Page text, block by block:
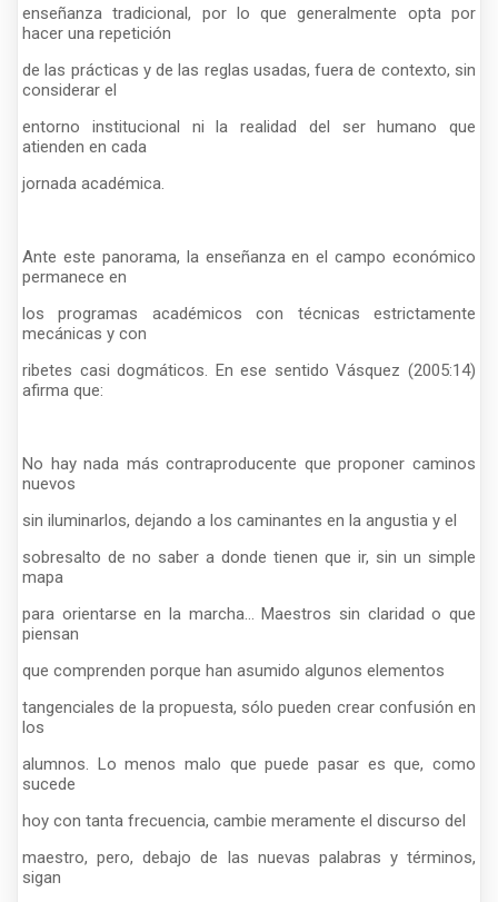
enseñanza tradicional, por lo que generalmente opta por
hacer una repetición
de las prácticas y de las reglas usadas, fuera de contexto, sin
considerar el
entorno institucional ni la realidad del ser humano que
atienden en cada
jornada académica.
Ante este panorama, la enseñanza en el campo económico
permanece en
los programas académicos con técnicas estrictamente
mecánicas y con
ribetes casi dogmáticos. En ese sentido Vásquez (2005:14)
afirma que:
No hay nada más contraproducente que proponer caminos
nuevos
sin iluminarlos, dejando a los caminantes en la angustia y el
sobresalto de no saber a donde tienen que ir, sin un simple
mapa
para orientarse en la marcha... Maestros sin claridad o que
piensan
que comprenden porque han asumido algunos elementos
tangenciales de la propuesta, sólo pueden crear confusión en
los
alumnos. Lo menos malo que puede pasar es que, como
sucede
hoy con tanta frecuencia, cambie meramente el discurso del
maestro, pero, debajo de las nuevas palabras y términos,
sigan